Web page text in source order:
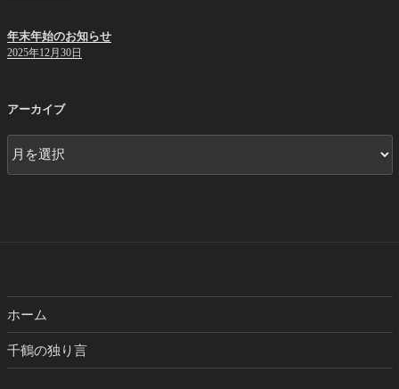
年末年始のお知らせ
2025年12月30日
アーカイブ
ア
ホーム
千鶴の独り言